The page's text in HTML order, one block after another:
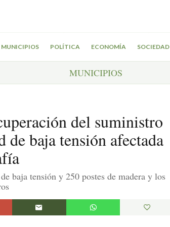
MUNICIPIOS POLÍTICA ECONOMÍA SOCIEDAD
MUNICIPIOS
del suministro
baja tensión afectada
baja tensión y 250 postes de madera y los